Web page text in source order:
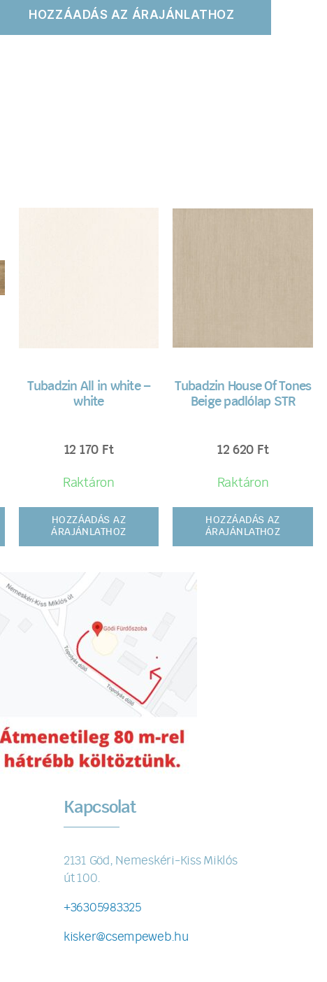
HOZZÁADÁS AZ ÁRAJÁNLATHOZ
Tubadzin All in white –
white
12 170 Ft
Raktáron
HOZZÁADÁS AZ
ÁRAJÁNLATHOZ
Tubadzin House Of Tones
Beige padlólap STR
12 620 Ft
Raktáron
HOZZÁADÁS AZ
ÁRAJÁNLATHOZ
Kapcsolat
2131 Göd, Nemeskéri-Kiss Miklós
út 100.
+36305983325
kisker@csempeweb.hu